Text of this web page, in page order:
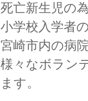
死亡新生児の
小学校入学者
宮崎市内の病
様々なボラン
ます。